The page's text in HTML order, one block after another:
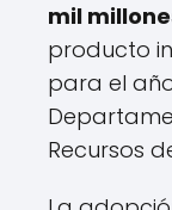
mil
producto
para el
Recursos